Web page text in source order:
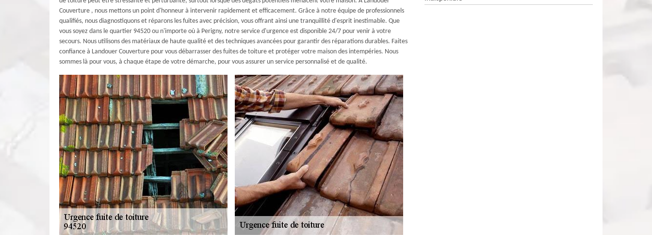
Couverture , nous mettons un point d'honneur à intervenir rapidement et efficacement. Grâce à notre équipe de professionnels
qualifiés, nous diagnostiquons et réparons les fuites avec précision, vous offrant ainsi une tranquillité d'esprit inestimable. Que
vous soyez dans le quartier 94520 ou n'importe où à Perigny, notre service d'urgence est disponible 24/7 pour venir à votre
secours. Nous utilisons des matériaux de haute qualité et des techniques avancées pour garantir des réparations durables. Faites
confiance à Landouer Couverture pour vous débarrasser des fuites de toiture et protéger votre maison des intempéries. Nous
sommes là pour vous, à chaque étape de votre démarche, pour vous assurer un service personnalisé et de qualité.